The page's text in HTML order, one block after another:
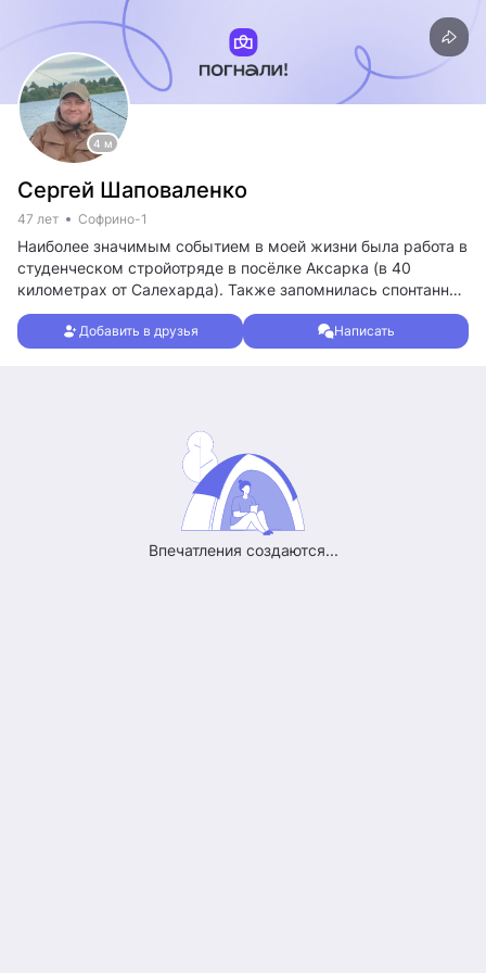
4 м
Сергей Шаповаленко
47 лет Софрино-1
Наиболее значимым событием в моей жизни была работа в
студенческом стройотряде в посёлке Аксарка (в 40
километрах от Салехарда). Также запомнилась спонтанная
поездка в Санкт-Петербург с друзьями на праздник
выпускников "Алые паруса". В свободное время
занимаюсь спортом, в основном бег и пешие прогулки. Так
Добавить в друзья Написать
Впечатления создаются...